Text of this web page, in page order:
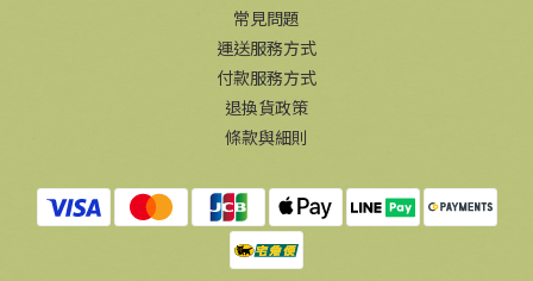
常見問題
運送服務方式
付款服務方式
退換貨政策
條款與細則